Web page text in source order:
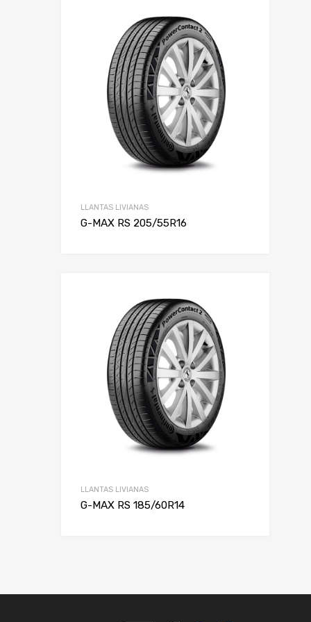
LLANTAS LIVIANAS
G-MAX RS 205/55R16
LLANTAS LIVIANAS
G-MAX RS 185/60R14